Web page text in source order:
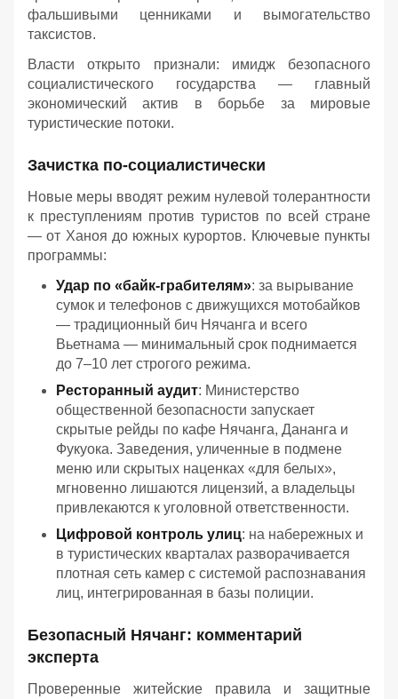
фальшивыми ценниками и вымогательство
таксистов.
Власти открыто признали: имидж безопасного
социалистического государства — главный
экономический актив в борьбе за мировые
туристические потоки.
Зачистка по-социалистически
Новые меры вводят режим нулевой толерантности
к преступлениям против туристов по всей стране
— от Ханоя до южных курортов. Ключевые пункты
программы:
Удар по «байк-грабителям»: за вырывание
сумок и телефонов с движущихся мотобайков
— традиционный бич Нячанга и всего
Вьетнама — минимальный срок поднимается
до 7–10 лет строгого режима.
Ресторанный аудит: Министерство
общественной безопасности запускает
скрытые рейды по кафе Нячанга, Дананга и
Фукуока. Заведения, уличенные в подмене
меню или скрытых наценках «для белых»,
мгновенно лишаются лицензий, а владельцы
привлекаются к уголовной ответственности.
Цифровой контроль улиц: на набережных и
в туристических кварталах разворачивается
плотная сеть камер с системой распознавания
лиц, интегрированная в базы полиции.
Безопасный Нячанг: комментарий
эксперта
Проверенные житейские правила и защитные